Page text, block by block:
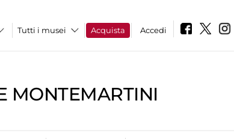
Tutti i musei Acquista Accedi
MONTEMARTINI